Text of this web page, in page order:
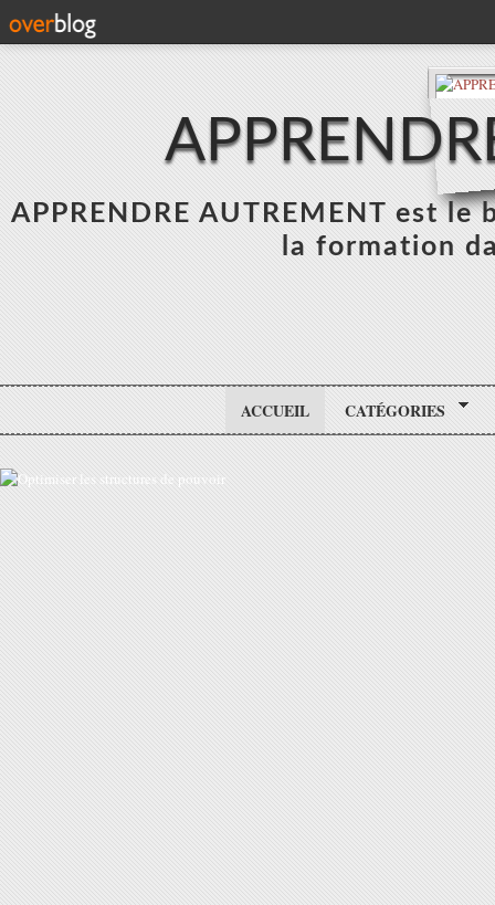
APPRENDRE AUTREMENT est
la formation
ACCUEIL CATÉGORIES